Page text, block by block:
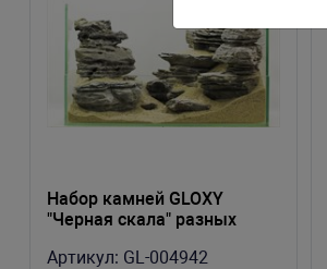
Набор камней GLOXY
"Черная скала" разных
Артикул: GL-004942